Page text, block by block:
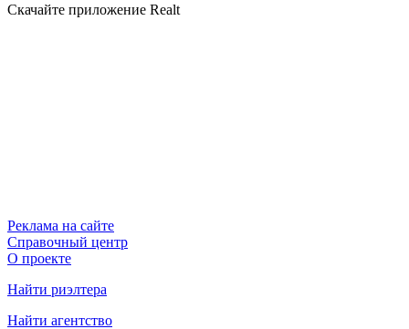
Скачайте приложение Realt
Реклама на сайте
Справочный центр
О проекте
Найти риэлтера
Найти агентство